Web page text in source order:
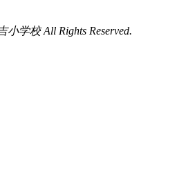
学校 All Rights Reserved.